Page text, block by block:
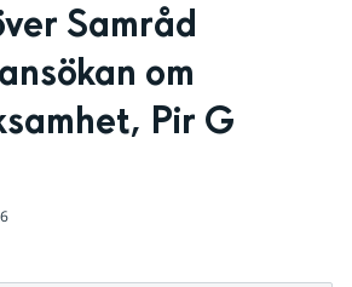
Samråd
om
Pir G